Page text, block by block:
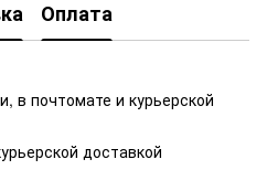
Оплата
в почтомате и курьерской
доставкой